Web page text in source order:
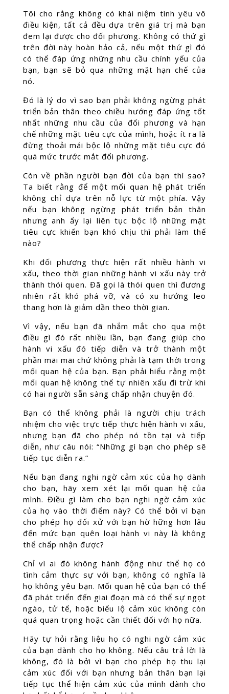
Tôi cho rằng không có khái niệm tình yêu vô
điều kiện, tất cả đều dựa trên giá trị mà bạn
đem lại được cho đối phương. Không có thứ gì
trên đời này hoàn hảo cả, nếu một thứ gì đó
có thể đáp ứng những nhu cầu chính yếu của
bạn, bạn sẽ bỏ qua những mặt hạn chế của
nó.
Đó là lý do vì sao bạn phải không ngừng phát
triển bản thân theo chiều hướng đáp ứng tốt
nhất những nhu cầu của đối phương và hạn
chế những mặt tiêu cực của mình, hoặc ít ra là
đừng thoải mái bộc lộ những mặt tiêu cực đó
quá mức trước mắt đối phương.
Còn về phần người bạn đời của bạn thì sao?
Ta biết rằng để một mối quan hệ phát triển
không chỉ dựa trên nỗ lực từ một phía. Vậy
nếu bạn không ngừng phát triển bản thân
nhưng anh ấy lại liên tục bộc lộ những mặt
tiêu cực khiến bạn khó chịu thì phải làm thế
nào?
Khi đối phương thực hiện rất nhiều hành vi
xấu, theo thời gian những hành vi xấu này trở
thành thói quen. Đã gọi là thói quen thì đương
nhiên rất khó phá vỡ, và có xu hướng leo
thang hơn là giảm dần theo thời gian.
Vì vậy, nếu bạn đã nhắm mắt cho qua một
điều gì đó rất nhiều lần, bạn đang giúp cho
hành vi xấu đó tiếp diễn và trở thành một
phần mãi mãi chứ không phải là tạm thời trong
mối quan hệ của bạn. Bạn phải hiểu rằng một
mối quan hệ không thể tự nhiên xấu đi trừ khi
có hai người sẵn sàng chấp nhận chuyện đó.
Bạn có thể không phải là người chịu trách
nhiệm cho việc trực tiếp thực hiện hành vi xấu,
nhưng bạn đã cho phép nó tồn tại và tiếp
diễn, như câu nói: “Những gì bạn cho phép sẽ
tiếp tục diễn ra.”
Nếu bạn đang nghi ngờ cảm xúc của họ dành
cho bạn, hãy xem xét lại mối quan hệ của
mình. Điều gì làm cho bạn nghi ngờ cảm xúc
của họ vào thời điểm này? Có thể bởi vì bạn
cho phép họ đối xử với bạn hờ hững hơn lâu
đến mức bạn quên loại hành vi này là không
thể chấp nhận được?
Chỉ vì ai đó không hành động như thể họ có
tình cảm thực sự với bạn, không có nghĩa là
họ không yêu bạn. Mối quan hệ của bạn có thể
đã phát triển đến giai đoạn mà có thể sự ngọt
ngào, tử tế, hoặc biểu lộ cảm xúc không còn
quá quan trọng hoặc cần thiết đối với họ nữa.
Hãy tự hỏi rằng liệu họ có nghi ngờ cảm xúc
của bạn dành cho họ không. Nếu câu trả lời là
không, đó là bởi vì bạn cho phép họ thu lại
cảm xúc đối với bạn nhưng bản thân bạn lại
tiếp tục thể hiện cảm xúc của mình dành cho